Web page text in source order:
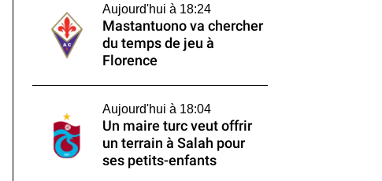
Aujourd'hui à 18:24
Mastantuono va chercher
du temps de jeu à
Florence
Aujourd'hui à 18:04
Un maire turc veut offrir
un terrain à Salah pour
ses petits-enfants